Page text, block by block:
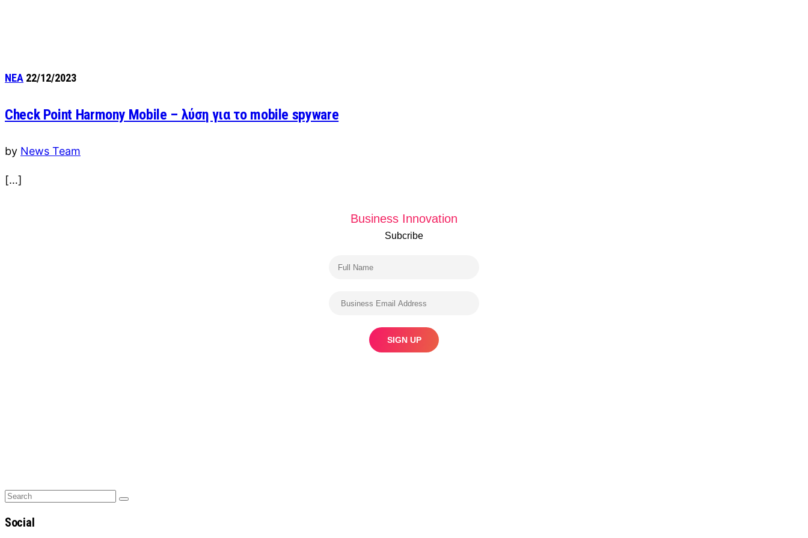
ΝΕΑ 22/12/2023
Check Point Harmony Mobile – λύση για το mobile spyware
by News Team
[…]
Business Innovation
Subcribe
Search
Search
Social